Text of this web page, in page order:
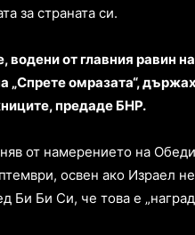
за страната си.
водени от главния равин
„Спрете омразата“,
предаде БНР.
от намерението на
освен ако Израел
Би Би Си, че това е